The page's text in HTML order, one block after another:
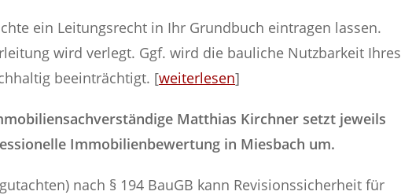
ein Leitungsrecht in Ihr Grundbuch eintragen lassen.
wird verlegt. Ggf. wird die bauliche Nutzbarkeit Ihres
beeinträchtigt. [weiterlesen]
Matthias Kirchner setzt jeweils
Immobilienbewertung in Miesbach um.
nach § 194 BauGB kann Revisionssicherheit für